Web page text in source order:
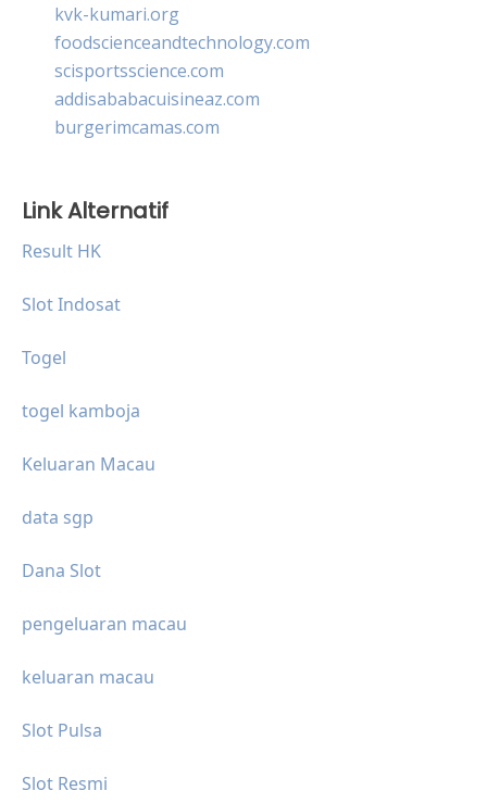
kvk-kumari.org
foodscienceandtechnology.com
scisportsscience.com
addisababacuisineaz.com
burgerimcamas.com
Link Alternatif
Result HK
Slot Indosat
Togel
togel kamboja
Keluaran Macau
data sgp
Dana Slot
pengeluaran macau
keluaran macau
Slot Pulsa
Slot Resmi